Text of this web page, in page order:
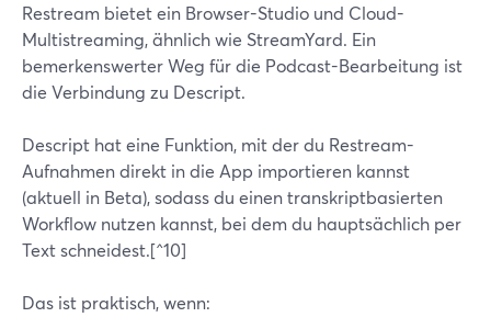
Restream bietet ein Browser-Studio und Cloud-
Multistreaming, ähnlich wie StreamYard. Ein
bemerkenswerter Weg für die Podcast-Bearbeitung ist
die Verbindung zu Descript.
Descript hat eine Funktion, mit der du Restream-
Aufnahmen direkt in die App importieren kannst
(aktuell in Beta), sodass du einen transkriptbasierten
Workflow nutzen kannst, bei dem du hauptsächlich per
Text schneidest.[^10]
Das ist praktisch, wenn: